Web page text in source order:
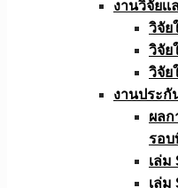
งานวิจัยเ
วิจัย
วิจัย
วิจัย
งานประ
ผล
รอบ
เล่ม
เล่ม